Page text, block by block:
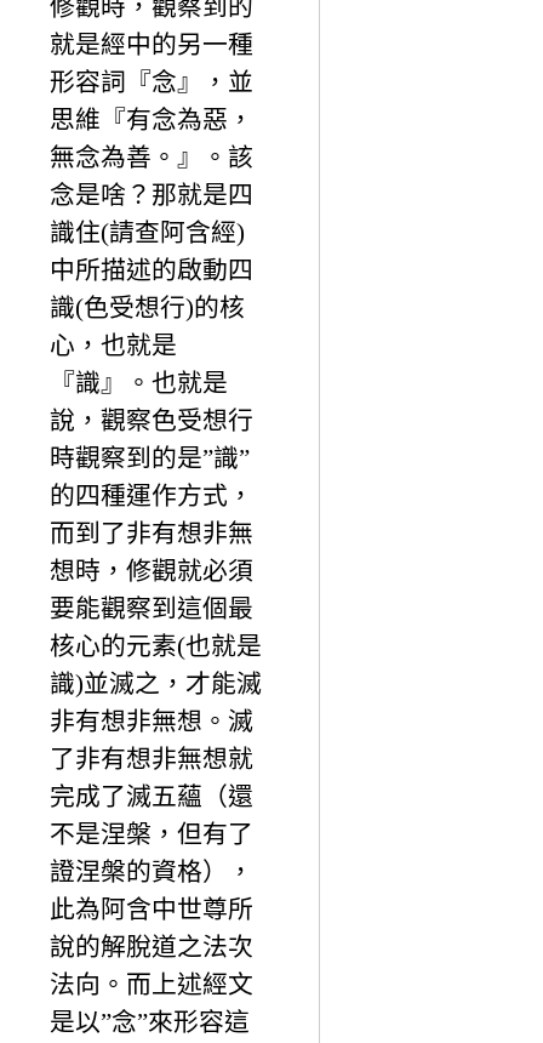
修觀時，觀察到的
就是經中的另一種
形容詞『念』，並
思維『有念為惡，
無念為善。』。該
念是啥？那就是四
識住(請查阿含經)
中所描述的啟動四
識(色受想行)的核
心，也就是
『識』。也就是
說，觀察色受想行
時觀察到的是”識”
的四種運作方式，
而到了非有想非無
想時，修觀就必須
要能觀察到這個最
核心的元素(也就是
識)並滅之，才能滅
非有想非無想。滅
了非有想非無想就
完成了滅五蘊（還
不是涅槃，但有了
證涅槃的資格），
此為阿含中世尊所
說的解脫道之法次
法向。而上述經文
是以”念”來形容這